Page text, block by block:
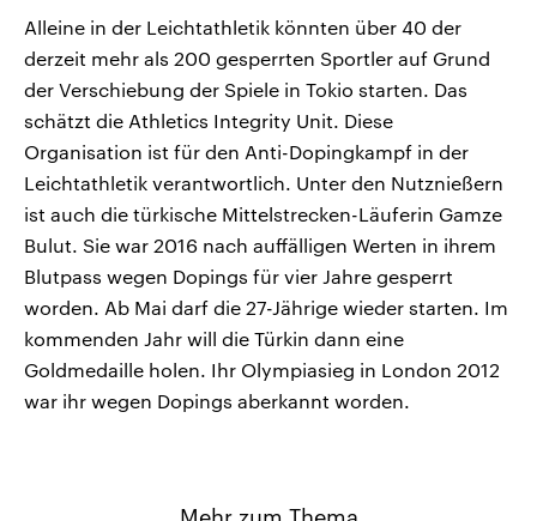
Alleine in der Leichtathletik könnten über 40 der
derzeit mehr als 200 gesperrten Sportler auf Grund
der Verschiebung der Spiele in Tokio starten. Das
schätzt die Athletics Integrity Unit. Diese
Organisation ist für den Anti-Dopingkampf in der
Leichtathletik verantwortlich. Unter den Nutznießern
ist auch die türkische Mittelstrecken-Läuferin Gamze
Bulut. Sie war 2016 nach auffälligen Werten in ihrem
Blutpass wegen Dopings für vier Jahre gesperrt
worden. Ab Mai darf die 27-Jährige wieder starten. Im
kommenden Jahr will die Türkin dann eine
Goldmedaille holen. Ihr Olympiasieg in London 2012
war ihr wegen Dopings aberkannt worden.